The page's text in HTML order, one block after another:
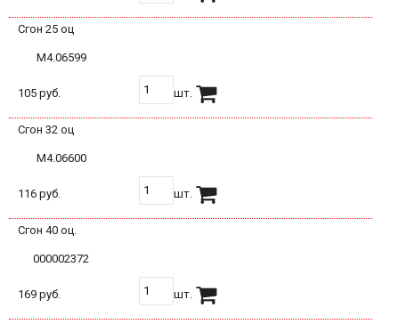
Сгон 25 оц
М4.06599
105 руб. шт.
Сгон 32 оц
М4.06600
116 руб. шт.
Сгон 40 оц.
000002372
169 руб. шт.